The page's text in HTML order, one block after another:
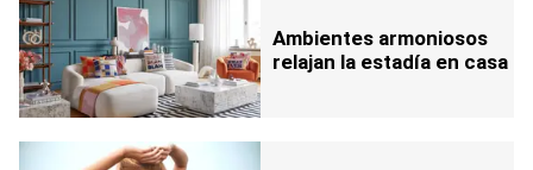
Ambientes armoniosos
relajan la estadía en casa